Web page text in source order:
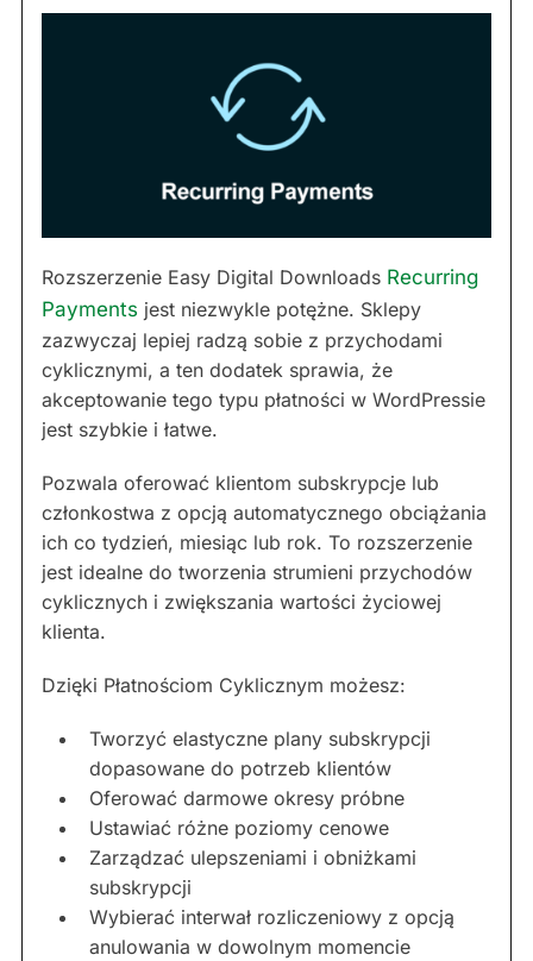
Rozszerzenie Easy Digital Downloads Recurring
Payments jest niezwykle potężne. Sklepy
zazwyczaj lepiej radzą sobie z przychodami
cyklicznymi, a ten dodatek sprawia, że
akceptowanie tego typu płatności w WordPressie
jest szybkie i łatwe.
Pozwala oferować klientom subskrypcje lub
członkostwa z opcją automatycznego obciążania
ich co tydzień, miesiąc lub rok. To rozszerzenie
jest idealne do tworzenia strumieni przychodów
cyklicznych i zwiększania wartości życiowej
klienta.
Dzięki Płatnościom Cyklicznym możesz:
Tworzyć elastyczne plany subskrypcji
dopasowane do potrzeb klientów
Oferować darmowe okresy próbne
Ustawiać różne poziomy cenowe
Zarządzać ulepszeniami i obniżkami
subskrypcji
Wybierać interwał rozliczeniowy z opcją
anulowania w dowolnym momencie